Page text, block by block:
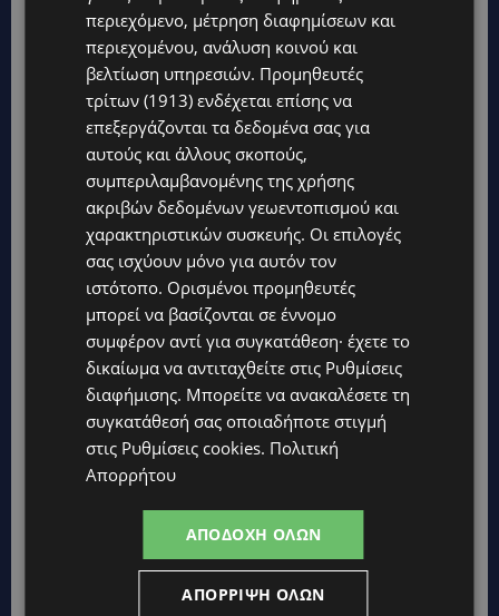
Topics
ΚΟΣΜΙΚΑ
PERNERA BEACH HOTEL: Εκλεκτές παρουσίες στα 50 χρόνια
ενός ιστορικού ξενοδοχείου-Ποιους είδαμε
ΦΟΝΟΣ ΣΤΗΝ ΚΕΡΥΝΕΙΑ: Νεκρός 40χρονος – Επτά συλλήψεις,
ο ένας τραυματισμένος
– Πολίτες ζητούν λύσεις για ηλικιωμένους και άτομα με
αναπηρία-(Φώτο)
περιεχόμενο, μέτρηση διαφημίσεων και
περιεχομένου, ανάλυση κοινού και
βελτίωση υπηρεσιών. Προμηθευτές
τρίτων (1913) ενδέχεται επίσης να
επεξεργάζονται τα δεδομένα σας για
αυτούς και άλλους σκοπούς,
συμπεριλαμβανομένης της χρήσης
ακριβών δεδομένων γεωεντοπισμού και
χαρακτηριστικών συσκευής. Οι επιλογές
σας ισχύουν μόνο για αυτόν τον
ιστότοπο. Ορισμένοι προμηθευτές
μπορεί να βασίζονται σε έννομο
συμφέρον αντί για συγκατάθεση· έχετε το
δικαίωμα να αντιταχθείτε στις Ρυθμίσεις
διαφήμισης. Μπορείτε να ανακαλέσετε τη
συγκατάθεσή σας οποιαδήποτε στιγμή
στις Ρυθμίσεις cookies. Πολιτική
Απορρήτου
ΑΠΟΔΟΧΉ ΌΛΩΝ
ΑΠΌΡΡΙΨΗ ΌΛΩΝ